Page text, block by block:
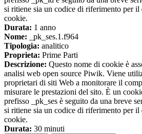
si ritiene sia un codice di riferimento per
cookie.
Durata: 1 anno
Nome: _pk_ses.1.f964
Tipologia: analitico
Proprieta: Prime Parti
Descrizione: Questo nome di cookie è
analisi web open source Piwik. Viene
proprietari di siti Web a monitorare il
misurare le prestazioni del sito. È un
prefisso _pk_ses è seguito da una breve
si ritiene sia un codice di riferimento per
cookie.
Durata: 30 minuti